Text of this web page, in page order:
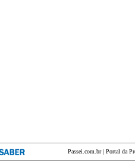
Passei.com.br| Portal da